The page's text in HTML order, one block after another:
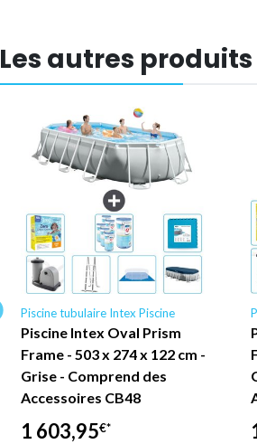
Les autres
Piscine tubulaire Intex Piscine
Piscine Intex Oval Prism
Frame - 503 x 274 x 122 cm -
Grise - Comprend des
Accessoires CB48
1 603,95€*